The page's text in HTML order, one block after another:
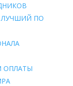
ЛУЧШИЙ ПО
ОПЛАТЫ